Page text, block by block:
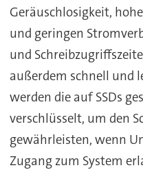
Geräuschlosigkeit,
und geringen
und
außerdem schnell und
werden die auf SSDs
verschlüsselt, um den
gewährleisten, wenn
Zugang zum System